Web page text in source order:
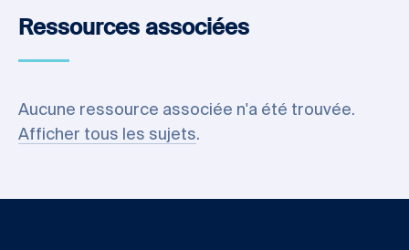
Ressources associées
Aucune ressource associée n'a été trouvée.
Afficher tous les sujets.